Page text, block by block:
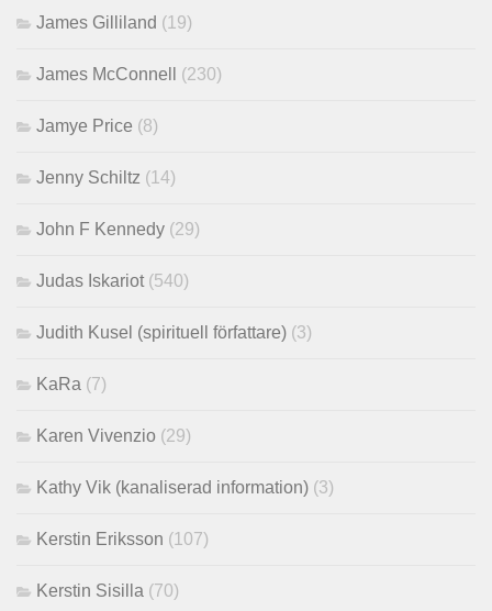
James Gilliland (19)
James McConnell (230)
Jamye Price (8)
Jenny Schiltz (14)
John F Kennedy (29)
Judas Iskariot(540)
Judith Kusel (spirituell författare) (3)
KaRa (7)
Karen Vivenzio (29)
Kathy Vik (kanaliserad information) (3)
Kerstin Eriksson (107)
Kerstin Sisilla (70)